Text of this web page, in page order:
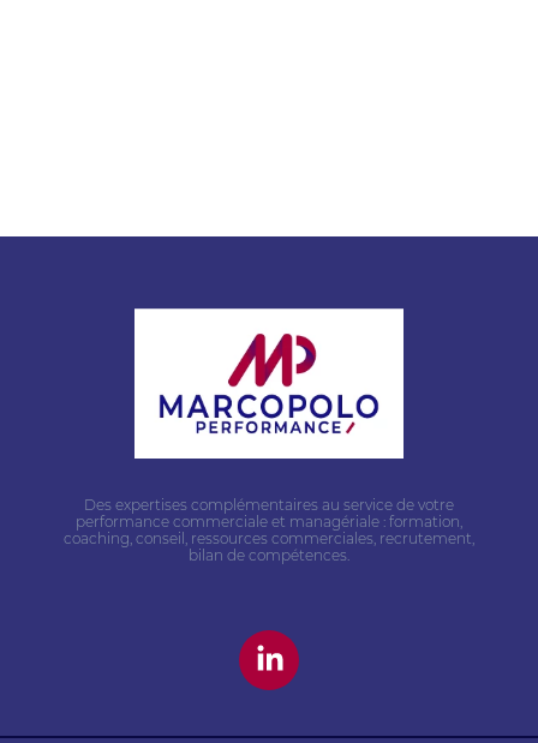
Des expertises complémentaires au service de votre
performance commerciale et managériale : formation,
coaching, conseil, ressources commerciales, recrutement,
bilan de compétences.